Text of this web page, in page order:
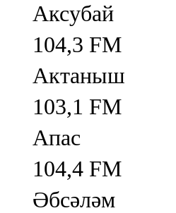
Аксубай
104,3 FM
Актаныш
103,1 FM
Апас
104,4 FM
Әбсәләм